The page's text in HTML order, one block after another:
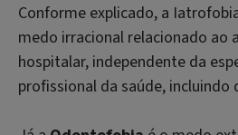
Conforme explicado, a
medo irracional relacionado ao
hospitalar, independente da
profissional da saúde, incluindo